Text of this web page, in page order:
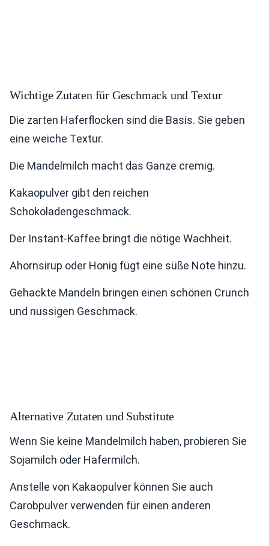
Wichtige Zutaten für Geschmack und Textur
Die zarten Haferflocken sind die Basis. Sie geben
eine weiche Textur.
Die Mandelmilch macht das Ganze cremig.
Kakaopulver gibt den reichen
Schokoladengeschmack.
Der Instant-Kaffee bringt die nötige Wachheit.
Ahornsirup oder Honig fügt eine süße Note hinzu.
Gehackte Mandeln bringen einen schönen Crunch
und nussigen Geschmack.
Alternative Zutaten und Substitute
Wenn Sie keine Mandelmilch haben, probieren Sie
Sojamilch oder Hafermilch.
Anstelle von Kakaopulver können Sie auch
Carobpulver verwenden für einen anderen
Geschmack.